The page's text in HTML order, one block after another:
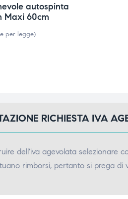
autospinta
Maxi 60cm
per legge)
RICHIESTA IVA
dell'iva agevolata
rimborsi, pertanto si prega